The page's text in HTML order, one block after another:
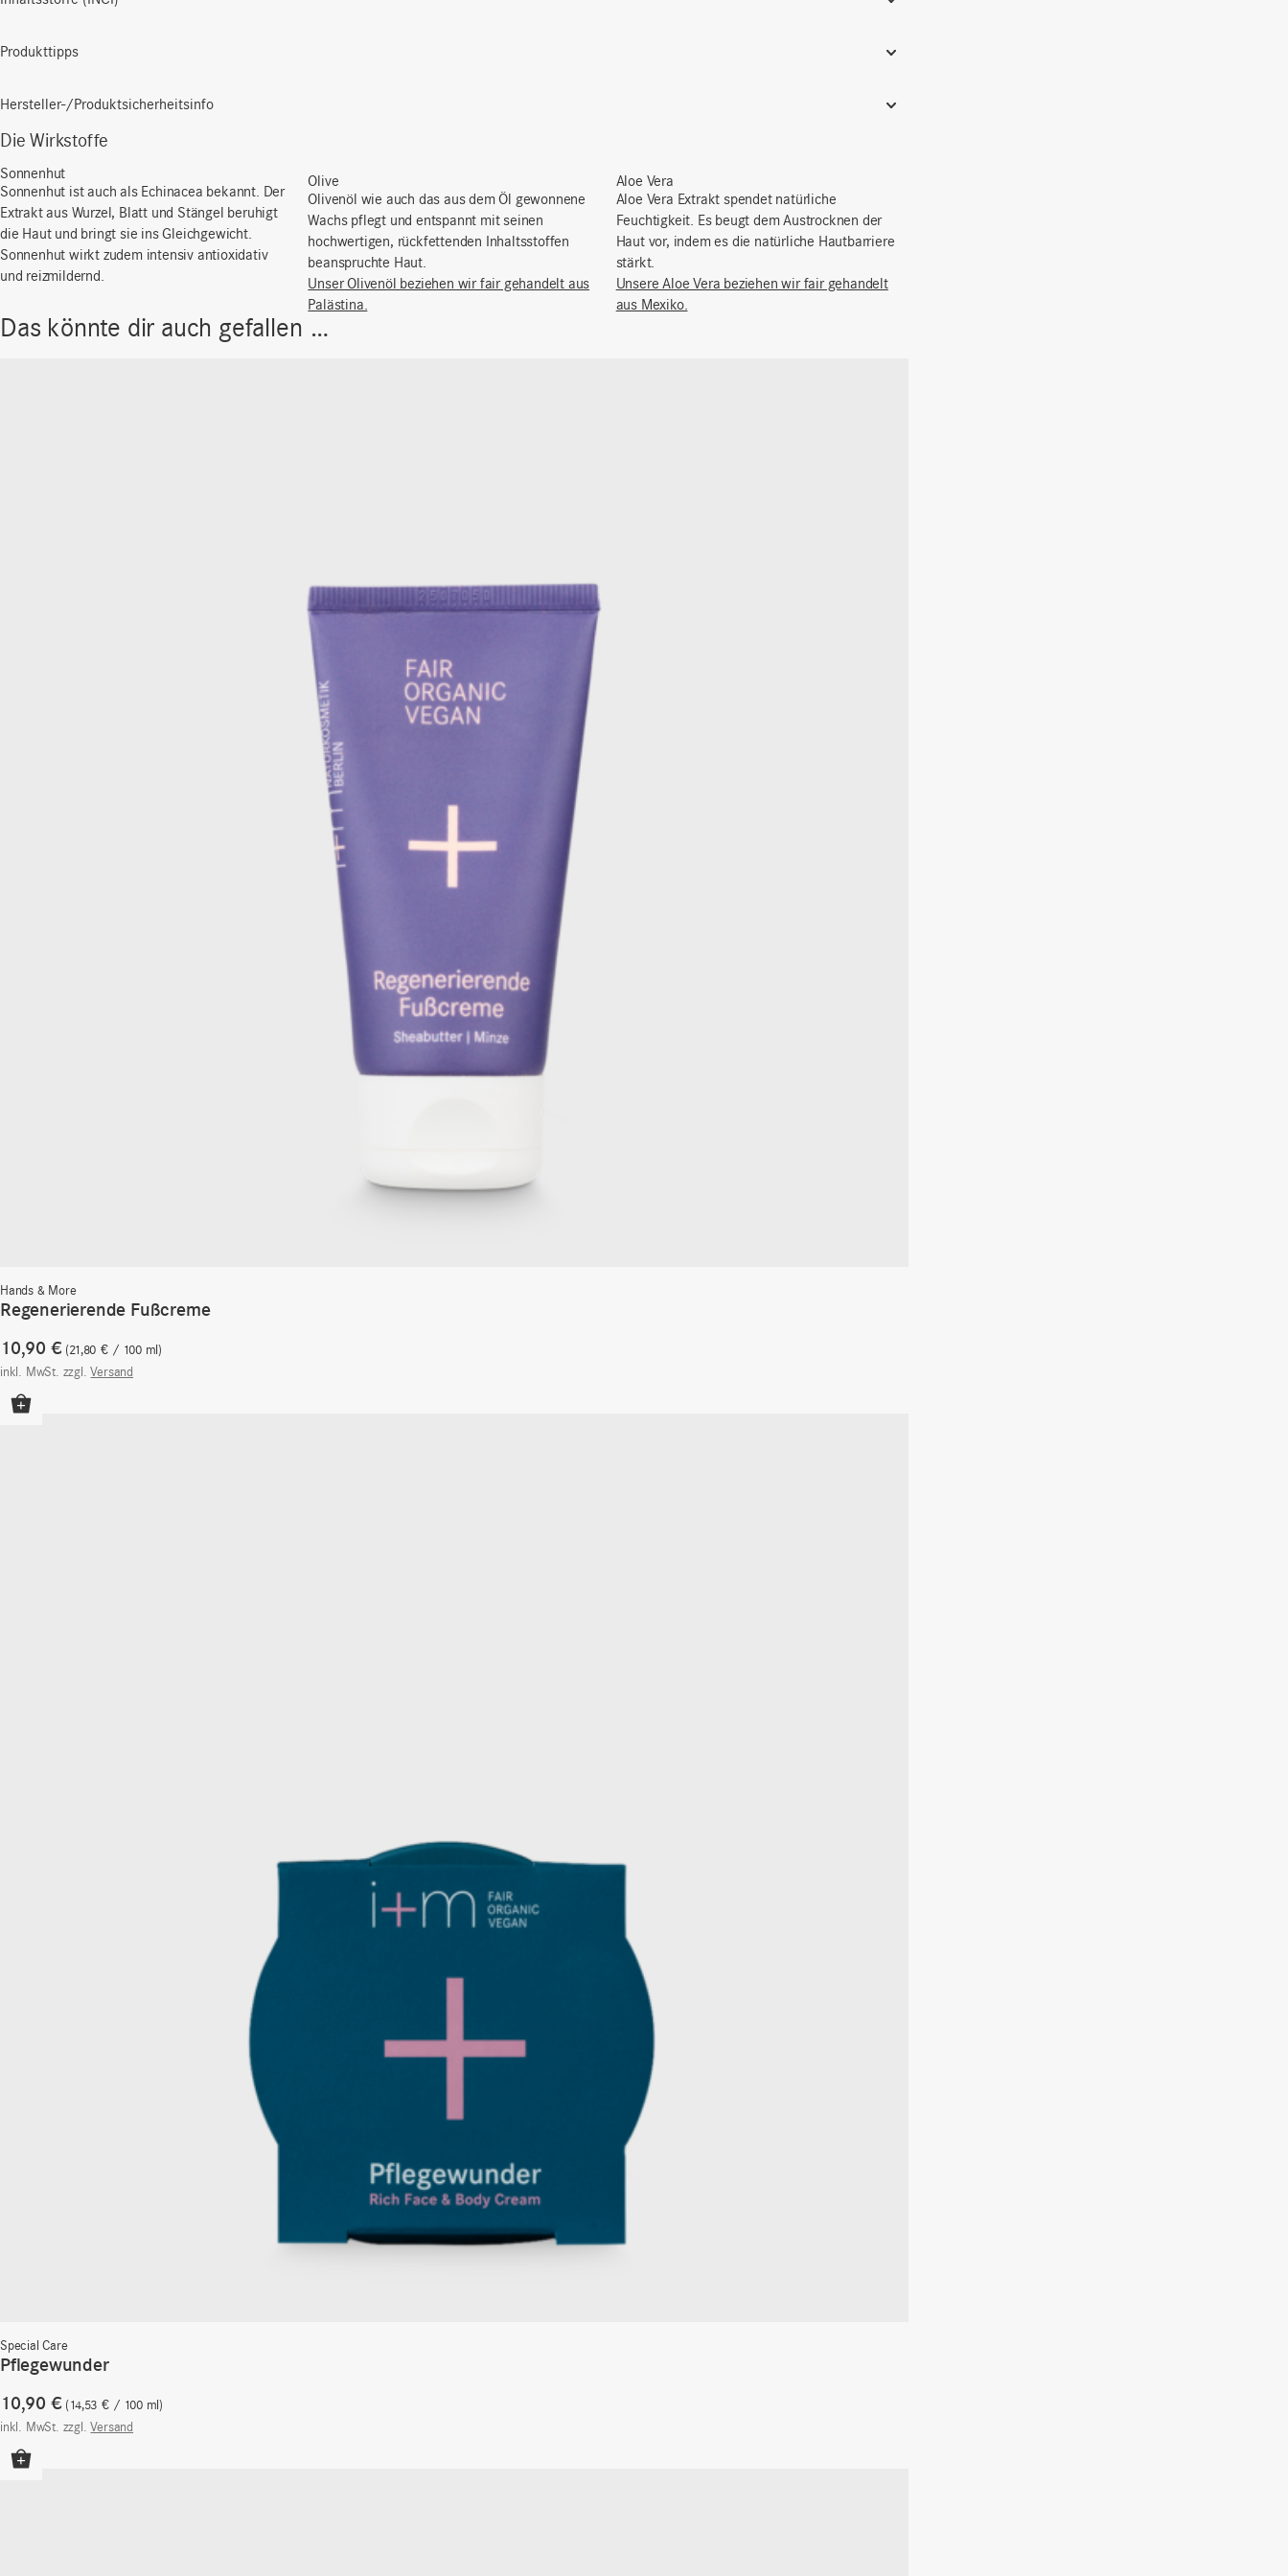
Produkttipps
Hersteller-/Produktsicherheitsinfo
Die Wirkstoffe
Sonnenhut
Sonnenhut ist auch als Echinacea bekannt. Der
Extrakt aus Wurzel, Blatt und Stängel beruhigt
die Haut und bringt sie ins Gleichgewicht.
Sonnenhut wirkt zudem intensiv antioxidativ
und reizmildernd.
Olive
Olivenöl wie auch das aus dem Öl gewonnene
Wachs pflegt und entspannt mit seinen
hochwertigen, rückfettenden Inhaltsstoffen
beanspruchte Haut.
Unser Olivenöl beziehen wir fair gehandelt aus
Palästina.
Aloe Vera
Aloe Vera Extrakt spendet natürliche
Feuchtigkeit. Es beugt dem Austrocknen der
Haut vor, indem es die natürliche Hautbarriere
stärkt.
Unsere Aloe Vera beziehen wir fair gehandelt
aus Mexiko.
Das könnte dir auch gefallen …
Hands & More
Regenerierende Fußcreme
10,90 € 21,80€/ 100 ml
inkl. MwSt. zzgl.Versand
Special Care
Pflegewunder
10,90 € 14,53€/ 100 ml
inkl. MwSt. zzgl.Versand